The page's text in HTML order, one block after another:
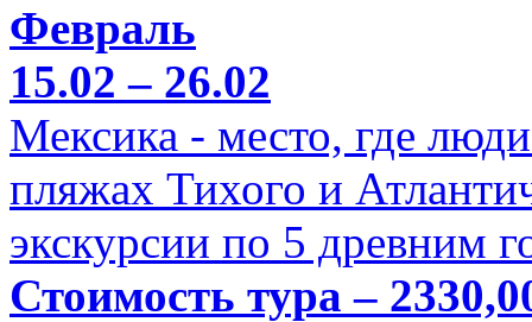
Февраль
15.02 – 26.02
Мексика - место, где
пляжах Тихого и
экскурсии по 5 древним
Стоимость тура –